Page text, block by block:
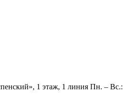
1 этаж, 1 линия Пн. – Вс.: